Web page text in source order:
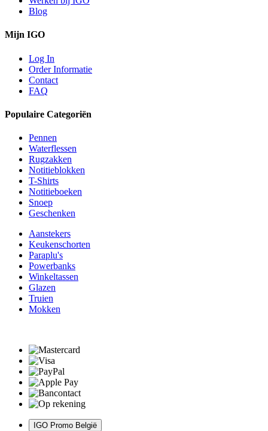
Blog
Mijn IGO
Log In
Order Informatie
Contact
FAQ
Populaire Categoriën
Pennen
Waterflessen
Rugzakken
Notitieblokken
T-Shirts
Notitieboeken
Snoep
Geschenken
Aanstekers
Keukenschorten
Paraplu's
Powerbanks
Winkeltassen
Glazen
Truien
Mokken
IGO Promo België